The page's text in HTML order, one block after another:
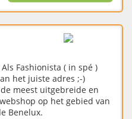
Fashionista ( in spé )
het juiste adres ;-)
meest uitgebreide en
op het gebied van
Benelux.